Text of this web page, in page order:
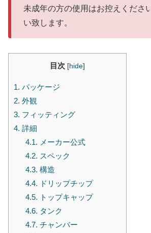
未成年の方の使用はお控えくださ
い致します。
目次 [hide]
1. パッケージ
2. 外観
3. フィッティング
4. 詳細
4.1. メーカー公式
4.2. スペック
4.3. 構造
4.4. ドリップチップ
4.5. トップキャップ
4.6. タンク
4.7. チャンバー